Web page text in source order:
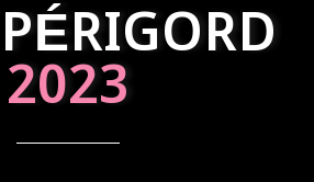
2023